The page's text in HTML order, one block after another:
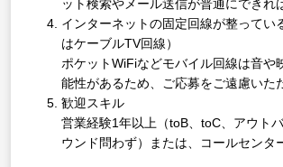
ット検索やメール送信が普通にできれ
インターネットの固定回線が整ってい
はケーブルTV回線）
ポケットWiFiなどモバイル回線は音や
能性があるため、ご応募をご遠慮いた
歓迎スキル
営業経験1年以上（toB、toC、アウト
ウンド問わず）または、コールセンタ